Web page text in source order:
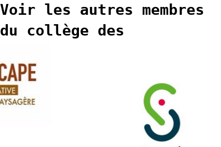
Voir les autres membres
du collège des